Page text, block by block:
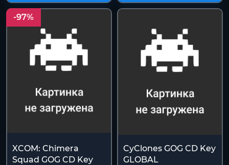
-97%
XCOM: Chimera
Squad GOG CD Key
CyClones GOG CD Key
GLOBAL